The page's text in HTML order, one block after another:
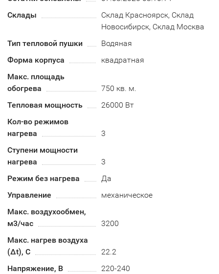
Склады
Склад Красноярск, Склад
Новосибирск, Склад Москва
Тип тепловой пушки
Водяная
Форма корпуса
квадратная
Макс. площадь
обогрева
750 кв. м.
Тепловая мощность
26000 Вт
Кол-во режимов
нагрева
3
Ступени мощности
нагрева
3
Режим без нагрева
Да
Управление
механическое
Макс. воздухообмен,
м3/час
3200
Макс. нагрев воздуха
(Δt), C
22.2
Напряжение, В
220-240